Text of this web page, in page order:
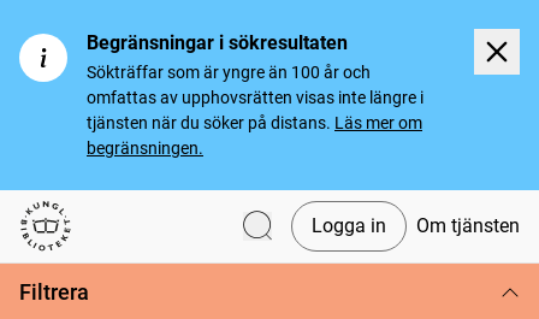
Begränsningar i sökresultaten
Sökträffar som är yngre än 100 år och
omfattas av upphovsrätten visas inte längre i
tjänsten när du söker på distans. Läs mer om
begränsningen.
Svenska tidningar
Logga in Om tjänsten
Filtrera